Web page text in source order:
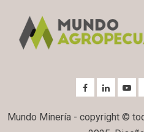
Mundo Minería - copyright ©